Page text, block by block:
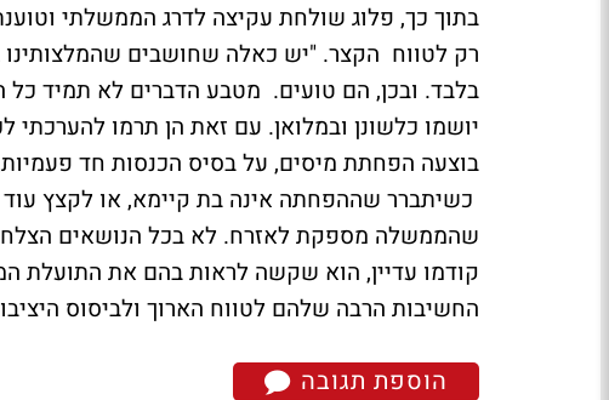
בתוך כך, פלוג שולחת עקיצה לדרג הממשלתי
רק לטווח הקצר. "יש כאלה שחושבים שהמלצותינו
בלבד. ובכן, הם טועים. מטבע הדברים לא תמיד כל
יושמו כלשונן ובמלואן. עם זאת הן תרמו
בוצעה הפחתת מיסים, על בסיס הכנסות חד
כשיתברר שההפחתה אינה בת קיימא, או לקצץ עוד
שהממשלה מספקת לאזרח. לא בכל הנושאים
קודמו עדיין, הוא שקשה לראות בהם את התועלת
החשיבות הרבה שלהם לטווח הארוך ולביסוס
הוספת תגובה